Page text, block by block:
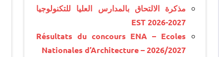
مذكرة الالتحاق بالمدارس العليا للتكنولوجيا
EST 2026-2027
Résultats du concours ENA – Ecoles
Nationales d’Architecture – 2026/2027